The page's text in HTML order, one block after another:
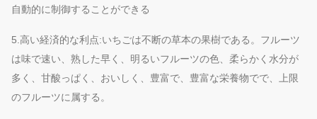
自動的に制御することができる
5.高い経済的な利点:いちごは不断の草本の果樹である。フルーツ
は味で速い、熟した早く、明るいフルーツの色、柔らかく水分が
多く、甘酸っぱく、おいしく、豊富で、豊富な栄養物でで、上限
のフルーツに属する。